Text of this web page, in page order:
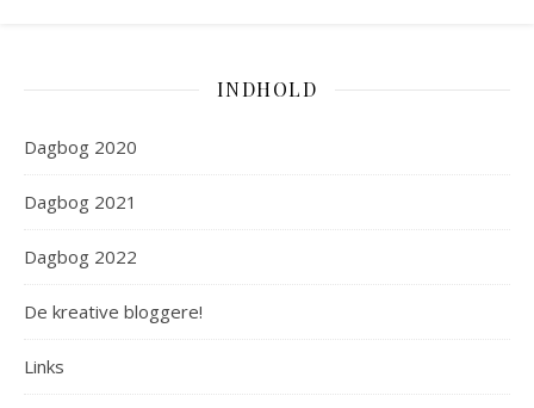
INDHOLD
Dagbog 2020
Dagbog 2021
Dagbog 2022
De kreative bloggere!
Links